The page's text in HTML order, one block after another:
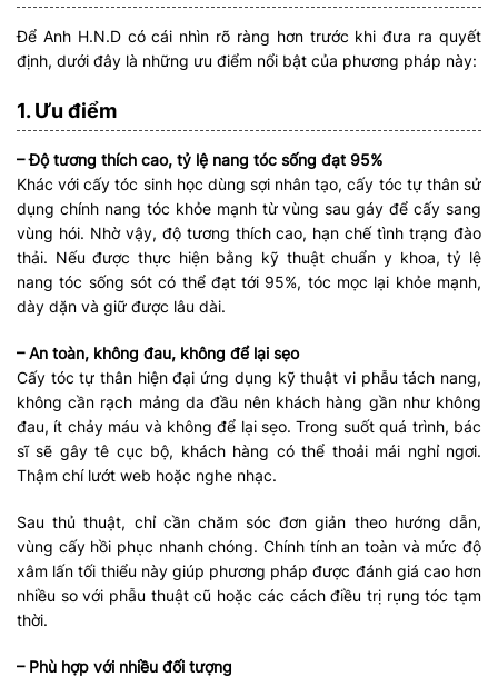
Để Anh H.N.D có cái nhìn rõ ràng hơn trước khi đưa ra quyết
định, dưới đây là những ưu điểm nổi bật của phương pháp này:
1. Ưu điểm
– Độ tương thích cao, tỷ lệ nang tóc sống đạt 95%
Khác với cấy tóc sinh học dùng sợi nhân tạo, cấy tóc tự thân sử
dụng chính nang tóc khỏe mạnh từ vùng sau gáy để cấy sang
vùng hói. Nhờ vậy, độ tương thích cao, hạn chế tình trạng đào
thải. Nếu được thực hiện bằng kỹ thuật chuẩn y khoa, tỷ lệ
nang tóc sống sót có thể đạt tới 95%, tóc mọc lại khỏe mạnh,
dày dặn và giữ được lâu dài.
– An toàn, không đau, không để lại sẹo
Cấy tóc tự thân hiện đại ứng dụng kỹ thuật vi phẫu tách nang,
không cần rạch mảng da đầu nên khách hàng gần như không
đau, ít chảy máu và không để lại sẹo. Trong suốt quá trình, bác
sĩ sẽ gây tê cục bộ, khách hàng có thể thoải mái nghỉ ngơi.
Thậm chí lướt web hoặc nghe nhạc.
Sau thủ thuật, chỉ cần chăm sóc đơn giản theo hướng dẫn,
vùng cấy hồi phục nhanh chóng. Chính tính an toàn và mức độ
xâm lấn tối thiểu này giúp phương pháp được đánh giá cao hơn
nhiều so với phẫu thuật cũ hoặc các cách điều trị rụng tóc tạm
thời.
– Phù hợp với nhiều đối tượng